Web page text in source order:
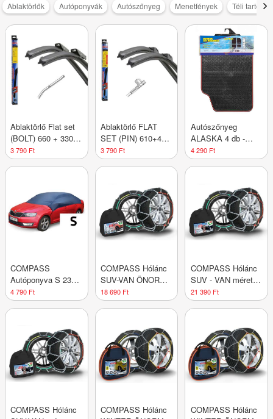
Ablaktörlők Autóponyvák Autószőnyeg Menetfények Téli
Ablaktörlő Flat set
(BOLT) 660 + 330
mm - CLIO IV
3 790 Ft
Ablaktörlő FLAT
SET (PIN) 610+480
mm OCT II
3 790 Ft
Autószőnyeg
ALASKA 4 db -
univerzális
4 290 Ft
COMPASS
Autóponyva S 233
x 147 x 51 cm
4 790 Ft
COMPASS Hólánc
SUV-VAN ÖNORM
méret 250
18 690 Ft
COMPASS Hólánc
SUV - VAN mérete
255
21 390 Ft
COMPASS Hólánc
COMPASS Hólánc
COMPASS Hólánc